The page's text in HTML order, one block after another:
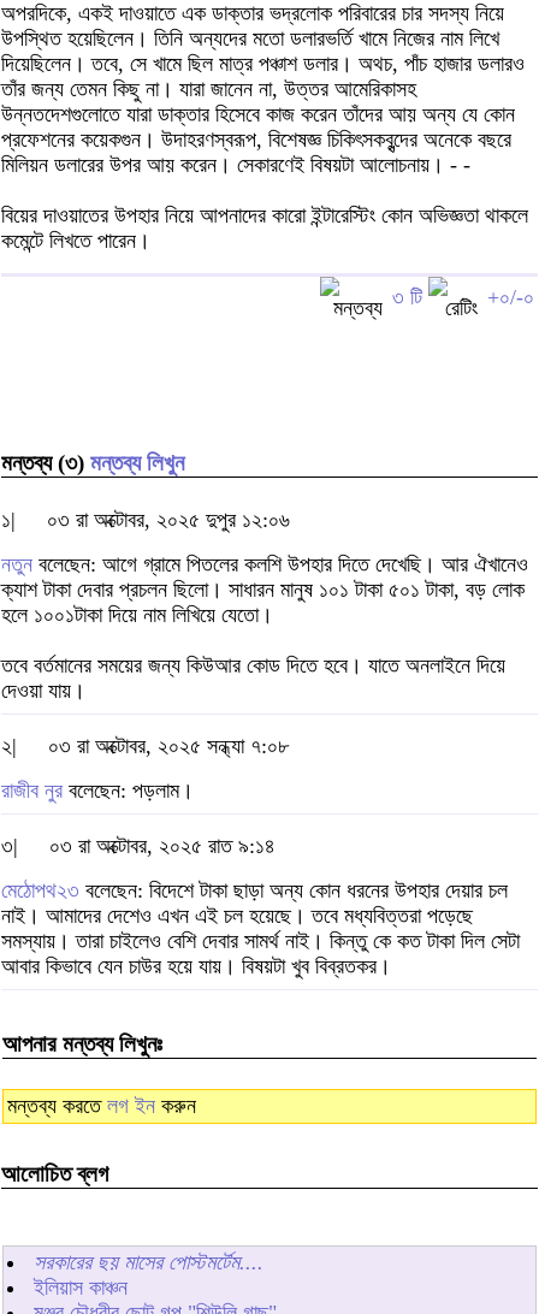
অপরদিকে, একই দাওয়াতে এক ডাক্তার ভদ্রলোক পরিবারের চার সদস্য নিয়ে
উপস্থিত হয়েছিলেন। তিনি অন্যদের মতো ডলারভর্তি খামে নিজের নাম লিখে
দিয়েছিলেন। তবে, সে খামে ছিল মাত্র পঞ্চাশ ডলার। অথচ, পাঁচ হাজার ডলারও
তাঁর জন্য তেমন কিছু না। যারা জানেন না, উত্তর আমেরিকাসহ
উন্নতদেশগুলোতে যারা ডাক্তার হিসেবে কাজ করেন তাঁদের আয় অন্য যে কোন
প্রফেশনের কয়েকগুন। উদাহরণস্বরূপ, বিশেষজ্ঞ চিকিৎসকবৃন্দের অনেকে বছরে
মিলিয়ন ডলারের উপর আয় করেন। সেকারণেই বিষয়টা আলোচনায়। - -
বিয়ের দাওয়াতের উপহার নিয়ে আপনাদের কারো ইন্টারেস্টিং কোন অভিজ্ঞতা থাকলে
কমেন্টে লিখতে পারেন।
৩ টি +০/-০
মন্তব্য (৩) মন্তব্য লিখুন
১|
০৩ রা অক্টোবর, ২০২৫ দুপুর ১২:০৬
নতুন বলেছেন: আগে গ্রামে পিতলের কলশি উপহার দিতে দেখেছি। আর ঐখানেও
ক্যাশ টাকা দেবার প্রচলন ছিলো। সাধারন মানুষ ১০১ টাকা ৫০১ টাকা, বড় লোক
হলে ১০০১টাকা দিয়ে নাম লিখিয়ে যেতো।
তবে বর্তমানের সময়ের জন্য কিউআর কোড দিতে হবে। যাতে অনলাইনে দিয়ে
দেওয়া যায়।
২|
০৩ রা অক্টোবর, ২০২৫ সন্ধ্যা ৭:০৮
রাজীব নুর বলেছেন: পড়লাম।
৩|
০৩ রা অক্টোবর, ২০২৫ রাত ৯:১৪
মেঠোপথ২৩ বলেছেন: বিদেশে টাকা ছাড়া অন্য কোন ধরনের উপহার দেয়ার চল
নাই। আমাদের দেশেও এখন এই চল হয়েছে। তবে মধ্যবিত্তরা পড়েছে
সমস্যায়। তারা চাইলেও বেশি দেবার সামর্থ নাই। কিন্তু কে কত টাকা দিল সেটা
আবার কিভাবে যেন চাউর হয়ে যায়। বিষয়টা খুব বিব্রতকর।
আপনার মন্তব্য লিখুনঃ
মন্তব্য করতে লগ ইন করুন
আলোচিত ব্লগ
সরকারের ছয় মাসের পোস্টমর্টেম....
ইলিয়াস কাঞ্চন